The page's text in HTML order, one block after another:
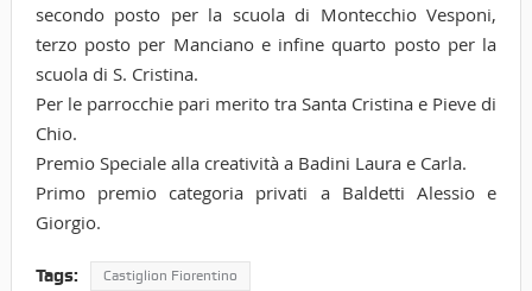
secondo posto per la scuola di Montecchio Vesponi,
terzo posto per Manciano e infine quarto posto per la
scuola di S. Cristina.
Per le parrocchie pari merito tra Santa Cristina e Pieve di
Chio.
Premio Speciale alla creatività a Badini Laura e Carla.
Primo premio categoria privati a Baldetti Alessio e
Giorgio.
Tags: Castiglion Fiorentino